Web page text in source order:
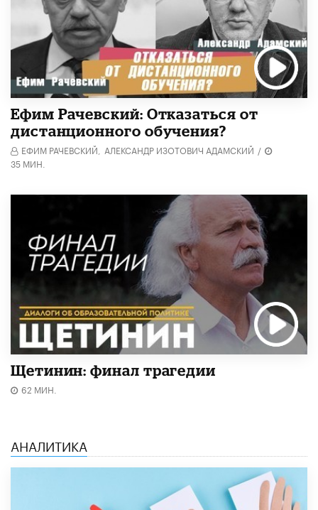
Ефим Рачевский: Отказаться от
дистанционного обучения?
ЕФИМ РАЧЕВСКИЙ, АЛЕКСАНДР ИЗОТОВИЧ АДАМСКИЙ /
35 МИН.
Щетинин: финал трагедии
62 МИН.
АНАЛИТИКА